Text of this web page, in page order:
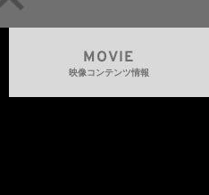
MOVIE
映像コンテンツ情報